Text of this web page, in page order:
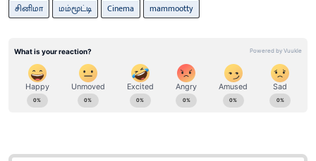
சினிமா மம்மூட்டி Cinema mammootty